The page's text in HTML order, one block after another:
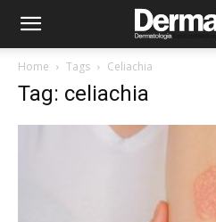
Home Tags Celiachia
Tag: celiachia